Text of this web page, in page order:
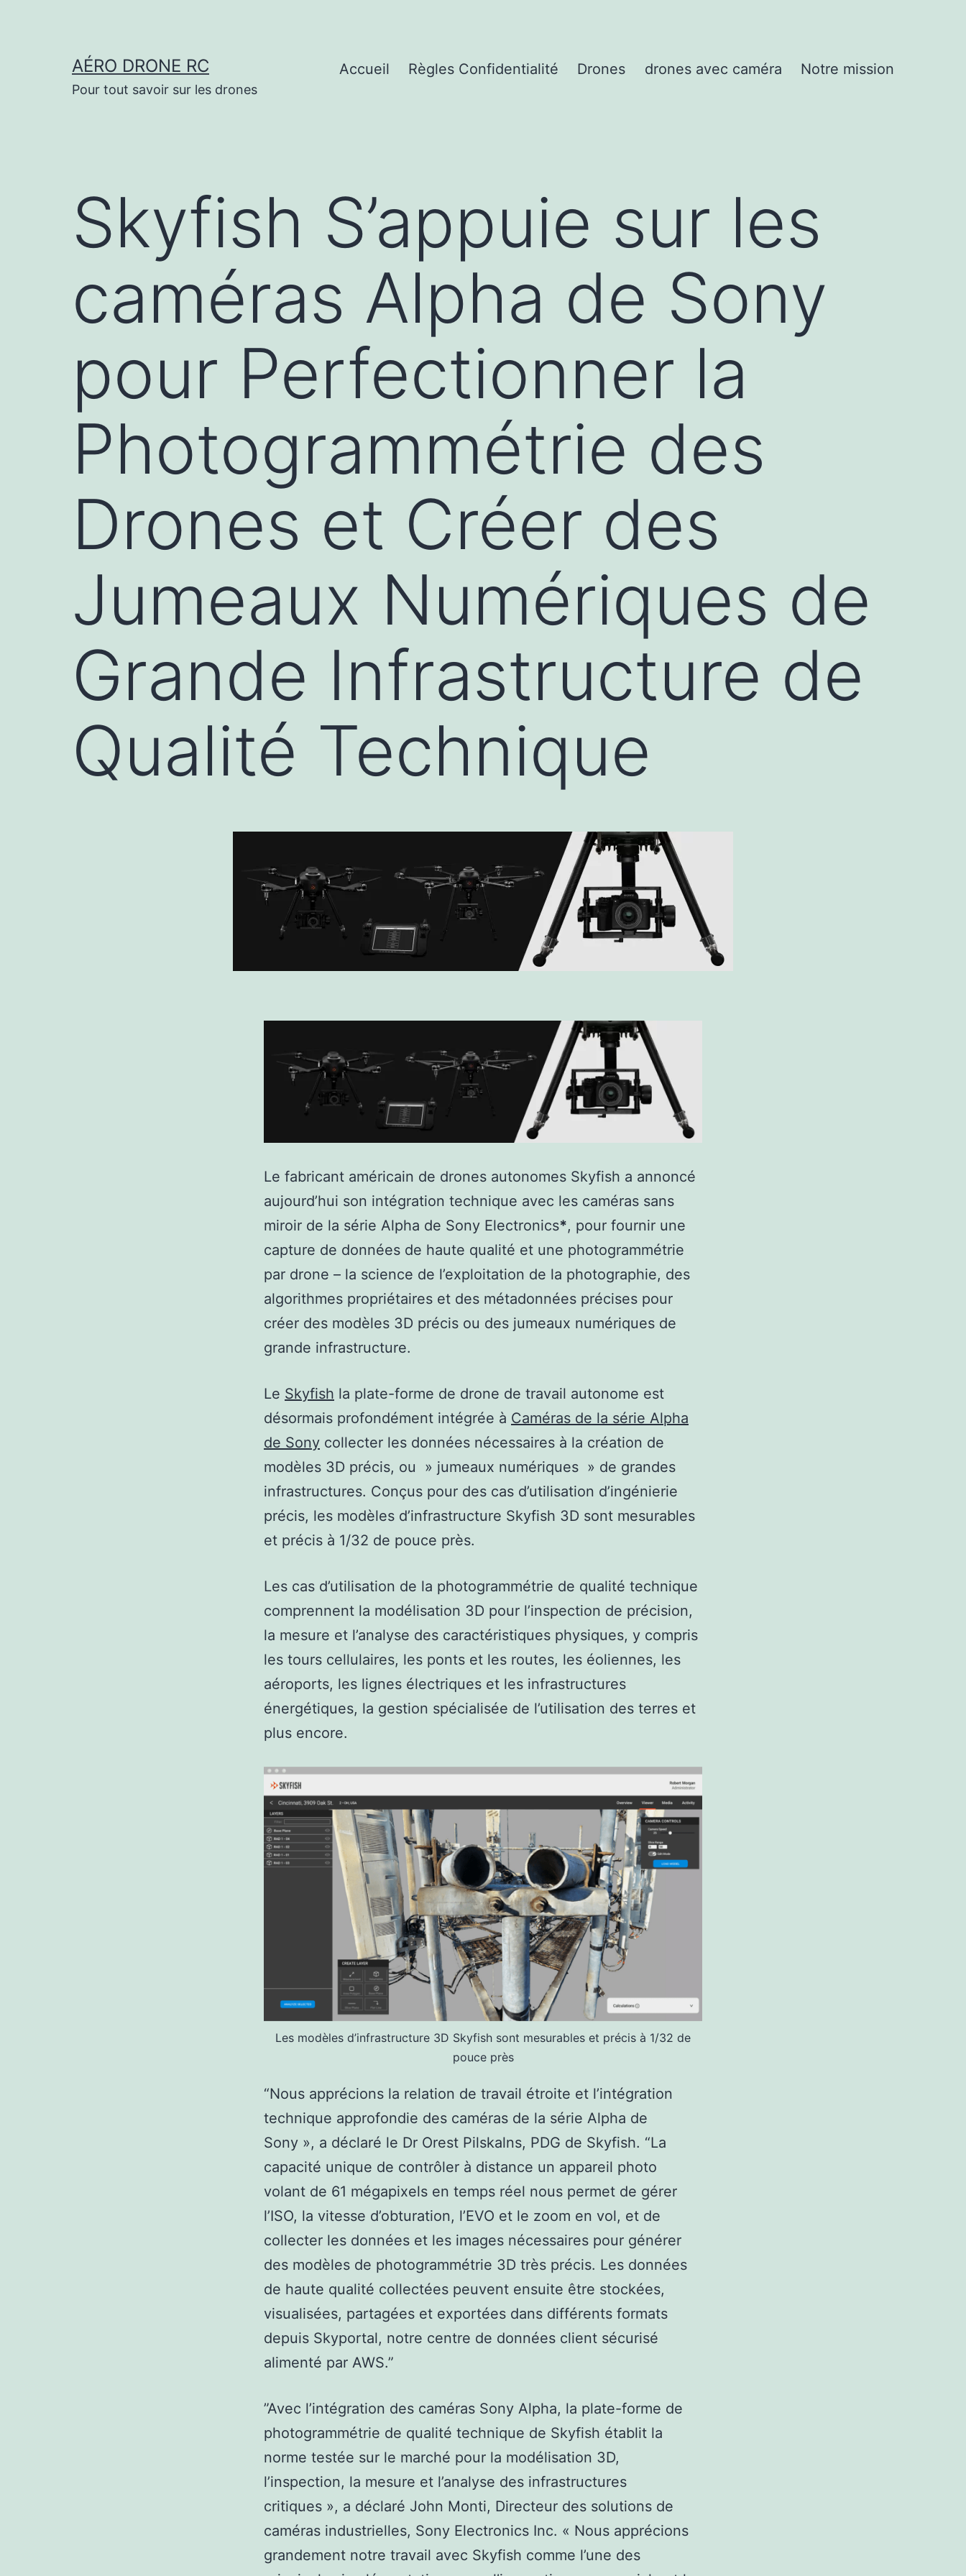
AÉRO DRONE RC
Pour tout savoir sur les drones
Accueil Règles Confidentialité Drones drones avec caméra Notre mission
Skyfish S’appuie sur les
caméras Alpha de Sony
pour Perfectionner la
Photogrammétrie des
Drones et Créer des
Jumeaux Numériques de
Grande Infrastructure de
Qualité Technique
Le fabricant américain de drones autonomes Skyfish a annoncé
aujourd’hui son intégration technique avec les caméras sans
miroir de la série Alpha de Sony Electronics*, pour fournir une
capture de données de haute qualité et une photogrammétrie
par drone – la science de l’exploitation de la photographie, des
algorithmes propriétaires et des métadonnées précises pour
créer des modèles 3D précis ou des jumeaux numériques de
grande infrastructure.
Le Skyfish la plate-forme de drone de travail autonome est
désormais profondément intégrée à Caméras de la série Alpha
de Sony collecter les données nécessaires à la création de
modèles 3D précis, ou » jumeaux numériques » de grandes
infrastructures. Conçus pour des cas d’utilisation d’ingénierie
précis, les modèles d’infrastructure Skyfish 3D sont mesurables
et précis à 1/32 de pouce près.
Les cas d’utilisation de la photogrammétrie de qualité technique
comprennent la modélisation 3D pour l’inspection de précision,
la mesure et l’analyse des caractéristiques physiques, y compris
les tours cellulaires, les ponts et les routes, les éoliennes, les
aéroports, les lignes électriques et les infrastructures
énergétiques, la gestion spécialisée de l’utilisation des terres et
plus encore.
Les modèles d’infrastructure 3D Skyfish sont mesurables et précis à 1/32 de
pouce près
“Nous apprécions la relation de travail étroite et l’intégration
technique approfondie des caméras de la série Alpha de
Sony », a déclaré le Dr Orest Pilskalns, PDG de Skyfish. “La
capacité unique de contrôler à distance un appareil photo
volant de 61 mégapixels en temps réel nous permet de gérer
l’ISO, la vitesse d’obturation, l’EVO et le zoom en vol, et de
collecter les données et les images nécessaires pour générer
des modèles de photogrammétrie 3D très précis. Les données
de haute qualité collectées peuvent ensuite être stockées,
visualisées, partagées et exportées dans différents formats
depuis Skyportal, notre centre de données client sécurisé
alimenté par AWS.”
”Avec l’intégration des caméras Sony Alpha, la plate-forme de
photogrammétrie de qualité technique de Skyfish établit la
norme testée sur le marché pour la modélisation 3D,
l’inspection, la mesure et l’analyse des infrastructures
critiques », a déclaré John Monti, Directeur des solutions de
caméras industrielles, Sony Electronics Inc. « Nous apprécions
grandement notre travail avec Skyfish comme l’une des